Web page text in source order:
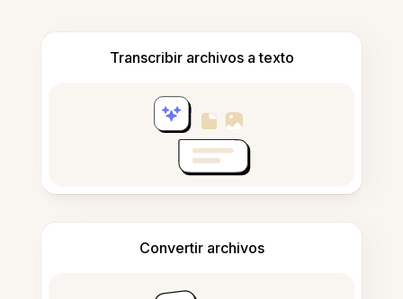
Transcribir archivos a texto
Convertir archivos